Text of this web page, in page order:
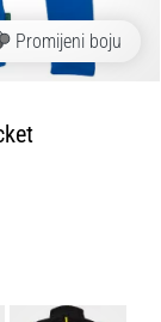
Promijeni boju